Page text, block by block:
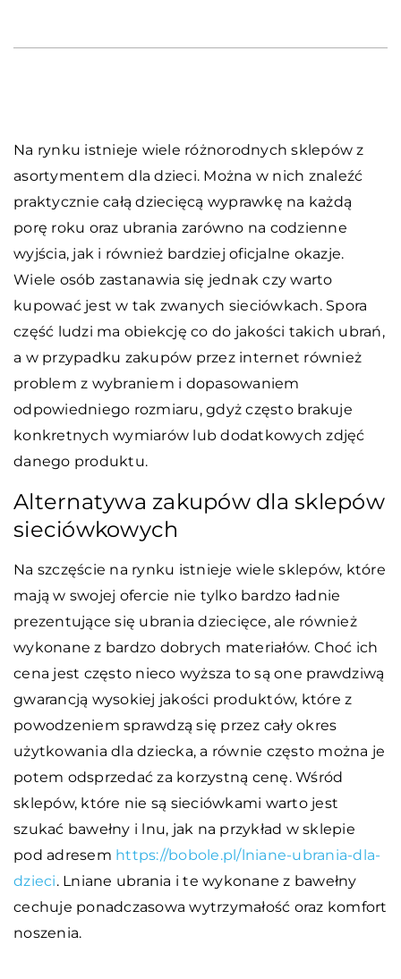
Na rynku istnieje wiele różnorodnych sklepów z
asortymentem dla dzieci. Można w nich znaleźć
praktycznie całą dziecięcą wyprawkę na każdą
porę roku oraz ubrania zarówno na codzienne
wyjścia, jak i również bardziej oficjalne okazje.
Wiele osób zastanawia się jednak czy warto
kupować jest w tak zwanych sieciówkach. Spora
część ludzi ma obiekcję co do jakości takich ubrań,
a w przypadku zakupów przez internet również
problem z wybraniem i dopasowaniem
odpowiedniego rozmiaru, gdyż często brakuje
konkretnych wymiarów lub dodatkowych zdjęć
danego produktu.
Alternatywa zakupów dla sklepów
sieciówkowych
Na szczęście na rynku istnieje wiele sklepów, które
mają w swojej ofercie nie tylko bardzo ładnie
prezentujące się ubrania dziecięce, ale również
wykonane z bardzo dobrych materiałów. Choć ich
cena jest często nieco wyższa to są one prawdziwą
gwarancją wysokiej jakości produktów, które z
powodzeniem sprawdzą się przez cały okres
użytkowania dla dziecka, a równie często można je
potem odsprzedać za korzystną cenę. Wśród
sklepów, które nie są sieciówkami warto jest
szukać bawełny i lnu, jak na przykład w sklepie
pod adresem https://bobole.pl/lniane-ubrania-dla-
dzieci. Lniane ubrania i te wykonane z bawełny
cechuje ponadczasowa wytrzymałość oraz komfort
noszenia.